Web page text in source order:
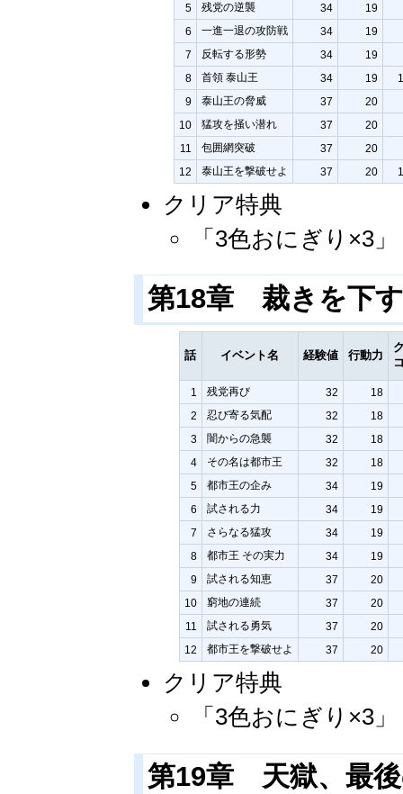
5
残党の逆襲 34
19
6
一進一退の攻防戦 34
19
7
反転する形勢 34
19
8
首領 泰山王 34 19
9
泰山王の脅威 37
20
10
猛攻を掻い潜れ 37
20
11
包囲網突破 37
20
12
泰山王を撃破せよ 37 20
クリア特典
「3色おにぎり×3
第18章 裁きを下
話 イベント名 経験値 行動力
1 残党再び 32
18
2
忍び寄る気配 32
18
3
闇からの急襲 32
18
4
その名は都市王 32 18
5
都市王の企み 34
19
6
試される力 34
19
7
さらなる猛攻 34
19
8
都市王 その実力 34 19
9
試される知恵 37
20
10
窮地の連続 37
20
11
試される勇気 37
20
12
都市王を撃破せよ 37 20
クリア特典
「3色おにぎり×3
第19章 天獄、最